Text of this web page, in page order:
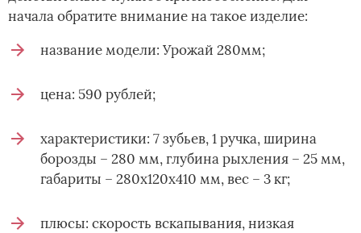
начала обратите внимание на такое изделие:
название модели: Урожай 280мм;
цена: 590 рублей;
характеристики: 7 зубьев, 1 ручка, ширина
борозды – 280 мм, глубина рыхления – 25 мм,
габариты – 280х120х410 мм, вес – 3 кг;
плюсы: скорость вскапывания, низкая